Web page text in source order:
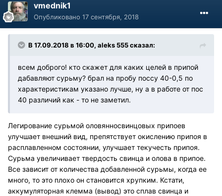
vmednik1
Опубликовано 17 сентября, 2018
В 17.09.2018 в 16:00, aleks 555 сказал:
всем доброго! кто скажет для каких целей в припой
дабавляют сурьму? брал на пробу поссу 40-0,5 по
характеристикам указано лучше, ну а в работе от пос
40 различий как - то не заметил.
Легирование сурьмой оловянносвинцовых припоев
улучшает внешний вид, препятствует окислению припоя в
расплавленном состоянии, улучшает текучесть припоя.
Сурьма увеличивает твердость свинца и олова в припое.
Все зависит от количества добавленной сурьмы, когда ее
много, то это плохо он становится хрупким. Кстати,
аккумуляторная клемма (вывод) это сплав свинца и